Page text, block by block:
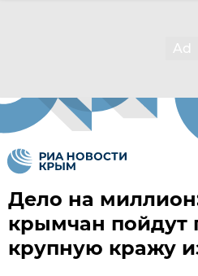
Дело на
крымчан пойдут
крупную кражу